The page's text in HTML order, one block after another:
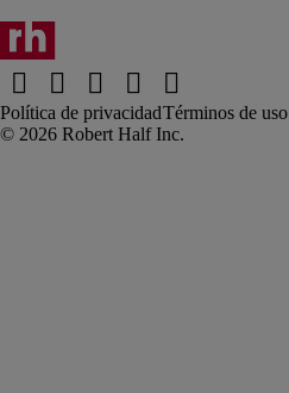
Política de privacidadTérminos de uso